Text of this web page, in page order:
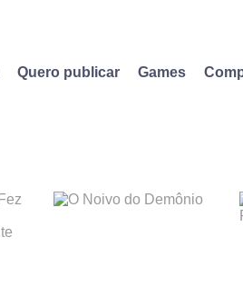
Quero publicar Games